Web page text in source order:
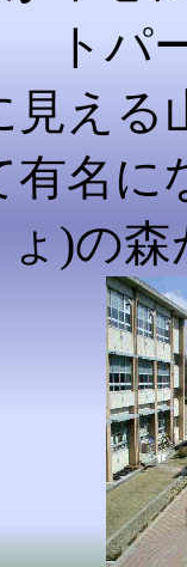
トパ
見える
有名に
ょ)の